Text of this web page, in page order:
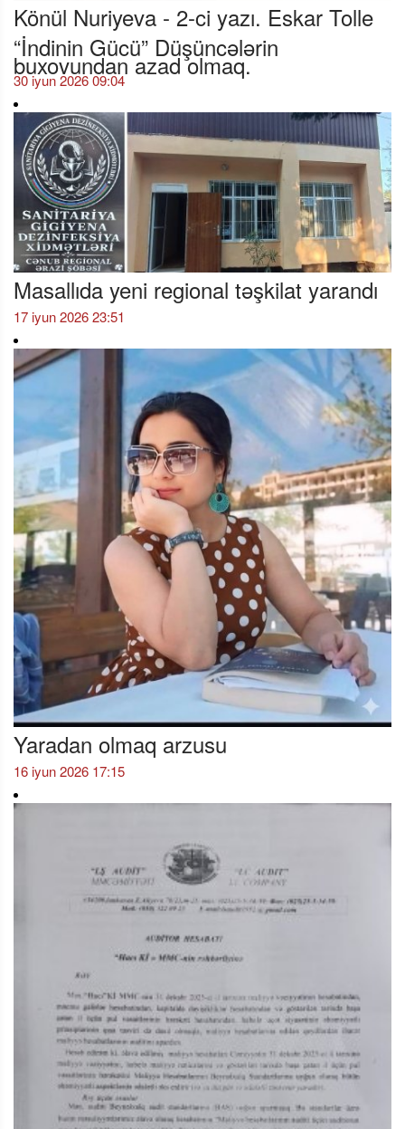
Könül Nuriyeva - 2-ci yazı. Eskar Tolle
“İndinin Gücü” Düşüncələrin
buxovundan azad olmaq.
30 iyun 2026 09:04
Masallıda yeni regional təşkilat yarandı
17 iyun 2026 23:51
Yaradan olmaq arzusu
16 iyun 2026 17:15